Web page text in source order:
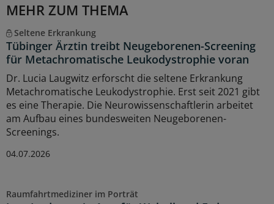
MEHR ZUM THEMA
Seltene Erkrankung
Tübinger Ärztin treibt Neugeborenen-Screening
für Metachromatische Leukodystrophie voran
Dr. Lucia Laugwitz erforscht die seltene Erkrankung
Metachromatische Leukodystrophie. Erst seit 2021 gibt
es eine Therapie. Die Neurowissenschaftlerin arbeitet
am Aufbau eines bundesweiten Neugeborenen-
Screenings.
04.07.2026
Raumfahrtmediziner im Porträt